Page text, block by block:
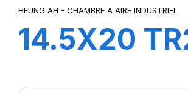
HEUNG AH - CHAMBRE A AIRE INDUSTRIEL
14.5X20